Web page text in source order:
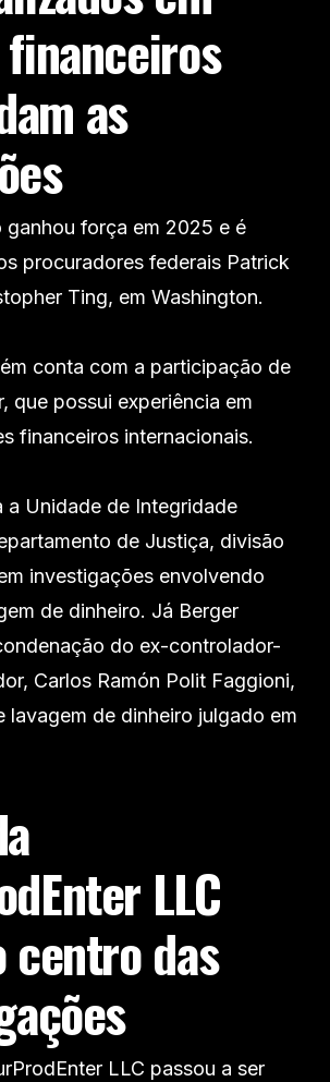
as
ganhou força em 2025 e é
procuradores federais Patrick
Ting, em Washington.
conta com a participação de
que possui experiência em
financeiros internacionais.
a Unidade de Integridade
de Justiça, divisão
investigações envolvendo
de dinheiro. Já Berger
do ex-controlador-
Carlos Ramón Polit Faggioni,
lavagem de dinheiro julgado em
LLC
centro das
LLC passou a ser